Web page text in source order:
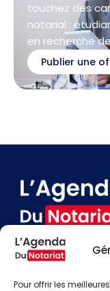
Pour offrir les
touchez des
notarial :
en recherche
Publier une
Contact